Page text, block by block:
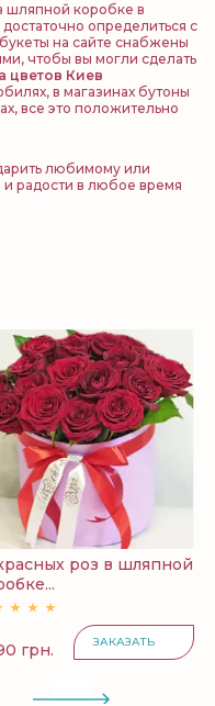
шляпной коробке в
определиться с
на сайте снабжены
чтобы вы могли сделать
цветов Киев
в магазинах бутоны
все это положительно
любимому или
радости в любое время
роз в шляпной
грн. ЗАКАЗАТЬ